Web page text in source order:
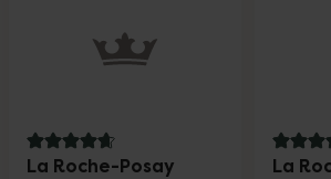
4.8 av 5 i omdöme
La Roche-Posay
4.7 av
La